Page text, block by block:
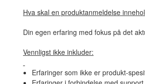
Hva skal en produktanmeldelse
Din egen erfaring med fokus på det
Vennligst ikke inkluder:
Erfaringer som ikke er produkt-